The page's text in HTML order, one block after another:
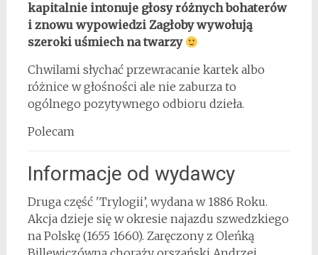
kapitalnie intonuje głosy różnych bohaterów
i znowu wypowiedzi Zagłoby wywołują
szeroki uśmiech na twarzy
Chwilami słychać przewracanie kartek albo
różnice w głośności ale nie zaburza to
ogólnego pozytywnego odbioru dzieła.
Polecam
Informacje od wydawcy
Druga część 'Trylogii’, wydana w 1886 Roku.
Akcja dzieje się w okresie najazdu szwedzkiego
na Polskę (1655 1660). Zaręczony z Oleńką